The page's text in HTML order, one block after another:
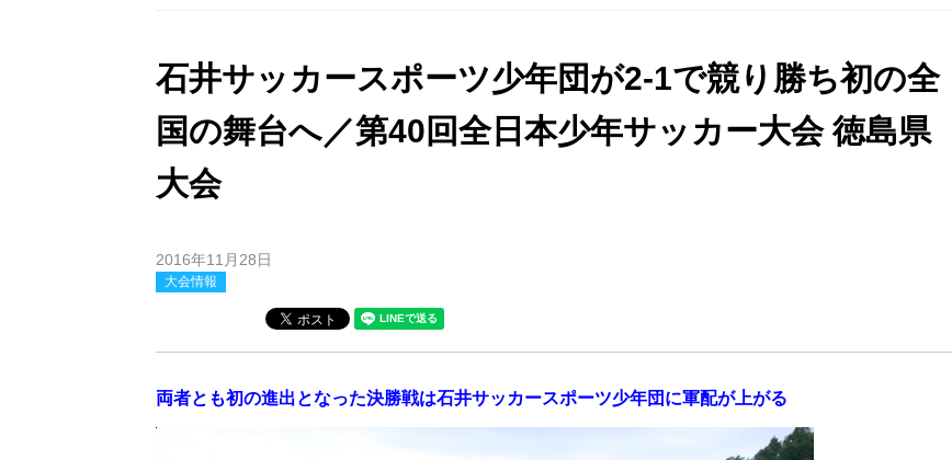
石井サッカースポーツ少年団が2-1で競り勝ち初の全
国の舞台へ／第40回全日本少年サッカー大会 徳島県
大会
2016年11月28日
大会情報
両者とも初の進出となった決勝戦は石井サッカースポーツ少年団に軍配が上がる